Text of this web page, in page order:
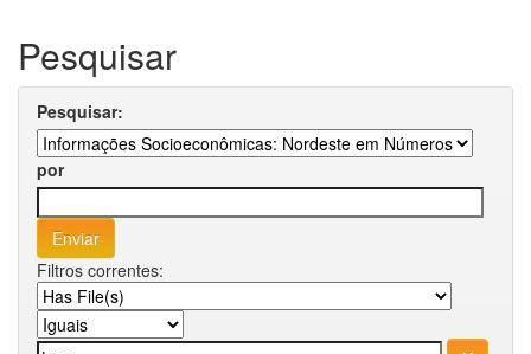
Pesquisar
Pesquisar:
por
Filtros correntes: